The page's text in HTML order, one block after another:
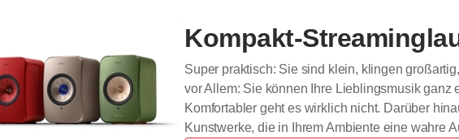
Kompakt-
Super praktisch: Sie sind klein, klingen
vor Allem: Sie können Ihre Lieblingsmusik
Komfortabler geht es wirklich nicht. Darüber
Kunstwerke, die in Ihrem Ambiente eine wahre